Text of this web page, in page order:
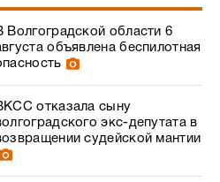
Волгоградской области 6
объявлена беспилотная
отказала сыну
экс-депутата в
судейской мантии